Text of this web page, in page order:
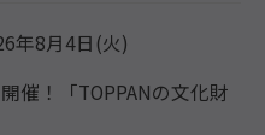
年8月4日(火)
催！「TOPPANの文化財